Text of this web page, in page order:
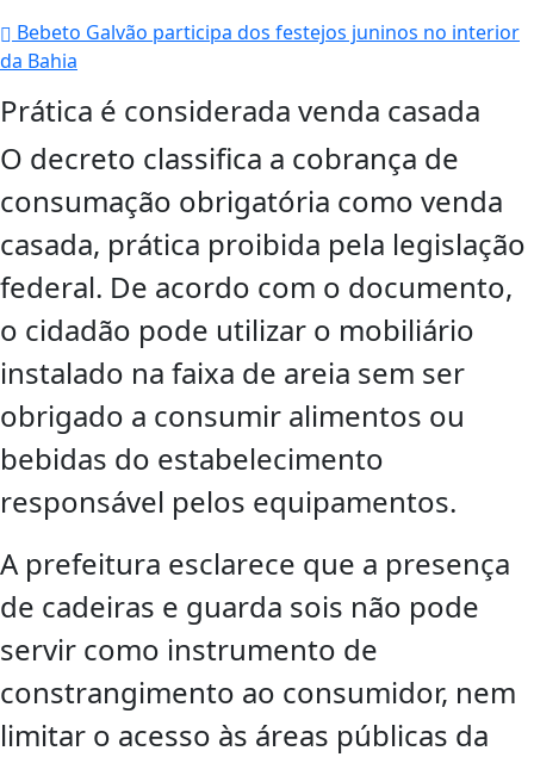
Bebeto Galvão participa dos festejos juninos no interior
da Bahia
Prática é considerada venda casada
O decreto classifica a cobrança de
consumação obrigatória como venda
casada, prática proibida pela legislação
federal. De acordo com o documento,
o cidadão pode utilizar o mobiliário
instalado na faixa de areia sem ser
obrigado a consumir alimentos ou
bebidas do estabelecimento
responsável pelos equipamentos.
A prefeitura esclarece que a presença
de cadeiras e guarda sois não pode
servir como instrumento de
constrangimento ao consumidor, nem
limitar o acesso às áreas públicas da